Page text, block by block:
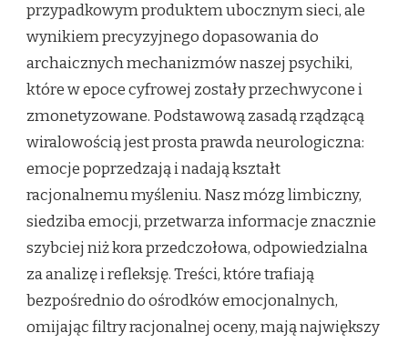
przypadkowym produktem ubocznym sieci, ale
wynikiem precyzyjnego dopasowania do
archaicznych mechanizmów naszej psychiki,
które w epoce cyfrowej zostały przechwycone i
zmonetyzowane. Podstawową zasadą rządzącą
wiralowością jest prosta prawda neurologiczna:
emocje poprzedzają i nadają kształt
racjonalnemu myśleniu. Nasz mózg limbiczny,
siedziba emocji, przetwarza informacje znacznie
szybciej niż kora przedczołowa, odpowiedzialna
za analizę i refleksję. Treści, które trafiają
bezpośrednio do ośrodków emocjonalnych,
omijając filtry racjonalnej oceny, mają największy